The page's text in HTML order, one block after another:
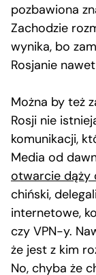
pozbawiona
Zachodzie
wynika, bo
Rosjanie
Można by też
Rosji nie
komunikacji,
Media od
otwarcie dąży
chiński,
internetowe,
czy VPN-y.
że jest z kim
No, chyba że